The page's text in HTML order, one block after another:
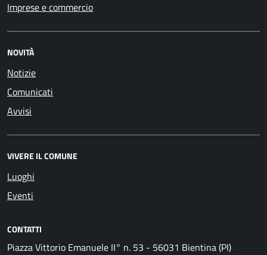
Imprese e commercio
NOVITÀ
Notizie
Comunicati
Avvisi
VIVERE IL COMUNE
Luoghi
Eventi
CONTATTI
Piazza Vittorio Emanuele II° n. 53 - 56031 Bientina (PI)